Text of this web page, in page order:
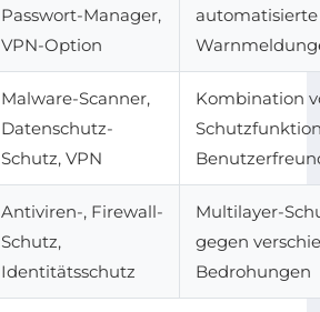
Passwort-Manager,
VPN-Option
automatisierte
Malware-Scanner,
Datenschutz-
Schutz, VPN
Kombination
Antiviren-, Firewall-
Schutz,
Identitätsschutz
Multilayer-
gegen
Bedrohungen